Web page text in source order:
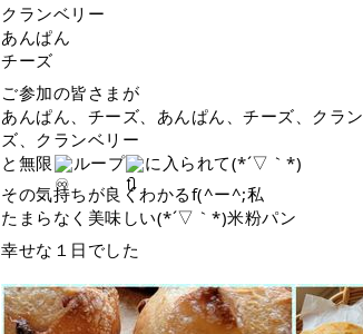
クランベリー
あんぱん
チーズ
ご参加の皆さまが
あんぱん、チーズ、あんぱん、チーズ、クラ
ズ、クランベリー
と無限
ループ
に入られて(*´▽｀*)
その気持ちが良くわかるf(^ー^;私
たまらなく美味しい(*´▽｀*)米粉パン
幸せな１日でした